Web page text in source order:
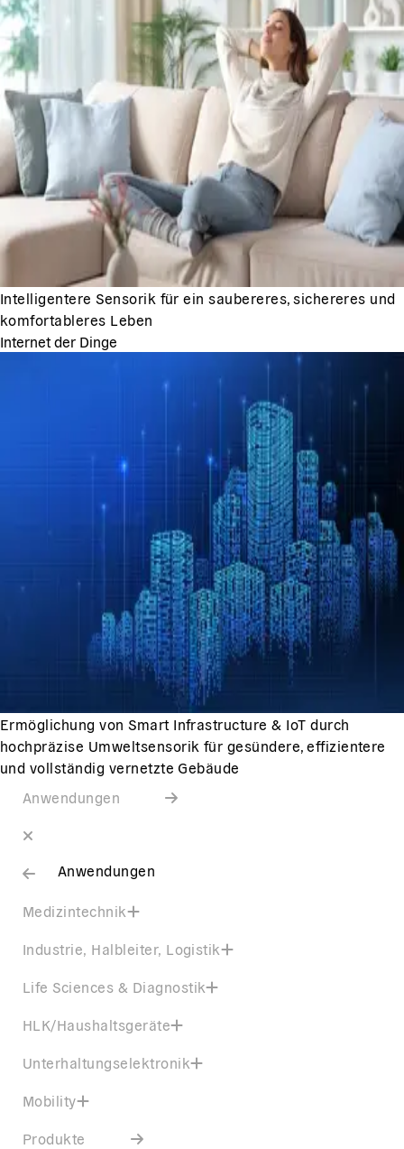
Intelligentere Sensorik für ein saubereres, sichereres und
komfortableres Leben
Internet der Dinge
Ermöglichung von Smart Infrastructure & IoT durch
hochpräzise Umweltsensorik für gesündere, effizientere
und vollständig vernetzte Gebäude
Anwendungen
Anwendungen
Medizintechnik
Industrie, Halbleiter, Logistik
Life Sciences & Diagnostik
HLK/Haushaltsgeräte
Unterhaltungselektronik
Mobility
Produkte